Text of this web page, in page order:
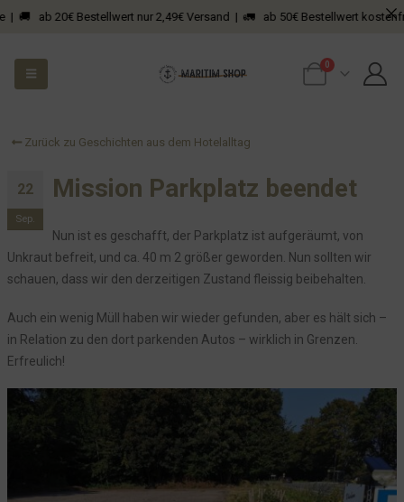
20€ Bestellwert nur 2,49€ Versand | 🚛 ab 50€ Bestellwert kostenfreier
0
Zurück zu Geschichten aus dem Hotelalltag
22
Sep.
Mission Parkplatz beendet
Nun ist es geschafft, der Parkplatz ist aufgeräumt, von
Unkraut befreit, und ca. 40 m 2 größer geworden. Nun sollten wir
schauen, dass wir den derzeitigen Zustand fleissig beibehalten.
Auch ein wenig Müll haben wir wieder gefunden, aber es hält sich –
in Relation zu den dort parkenden Autos – wirklich in Grenzen.
Erfreulich!